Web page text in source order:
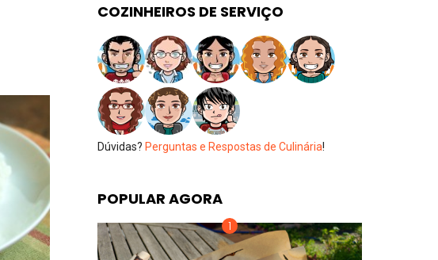
COZINHEIROS DE SERVIÇO
Dúvidas? Perguntas e Respostas de Culinária!
POPULAR AGORA